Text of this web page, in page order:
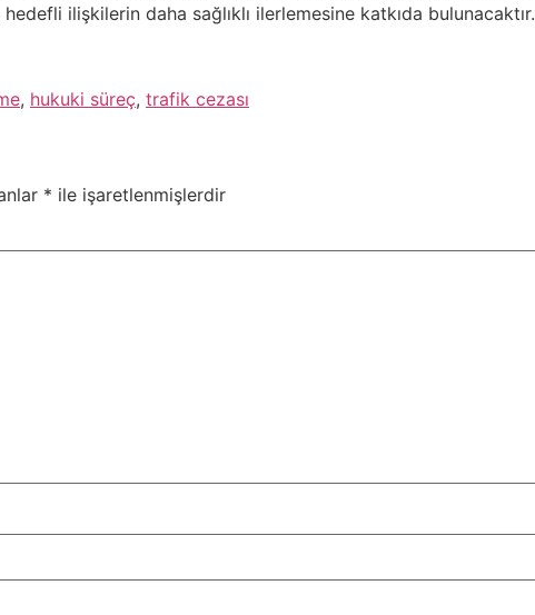
ilişkilerin daha sağlıklı ilerlemesine katkıda bulunacaktır.
, hukuki süreç, trafik cezası
* ile işaretlenmişlerdir